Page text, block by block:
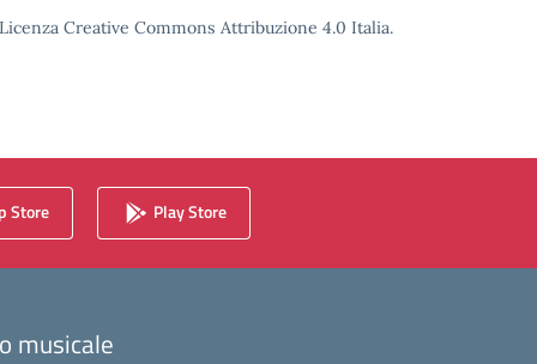
Creative Commons Attribuzione 4.0 Italia.
Store Play Store
musicale